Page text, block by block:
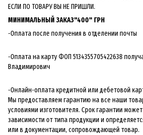
ЕСЛИ ПО ТОВАРУ ВЫ НЕ ПРИШЛИ.
МИНИМАЛЬНЫЙ ЗАКАЗ"400" ГРН
-Оплата после получения в отделении почты
-Оплата на карту ФОП 5134355705422638
Владимирович
-Онлайн-оплата кредитной или дебетовой
Мы предоставляем гарантию на все наши
условиями изготовителя. Срок гарантии
зависимости от типа продукции и
или в документации, сопровождающей товар.